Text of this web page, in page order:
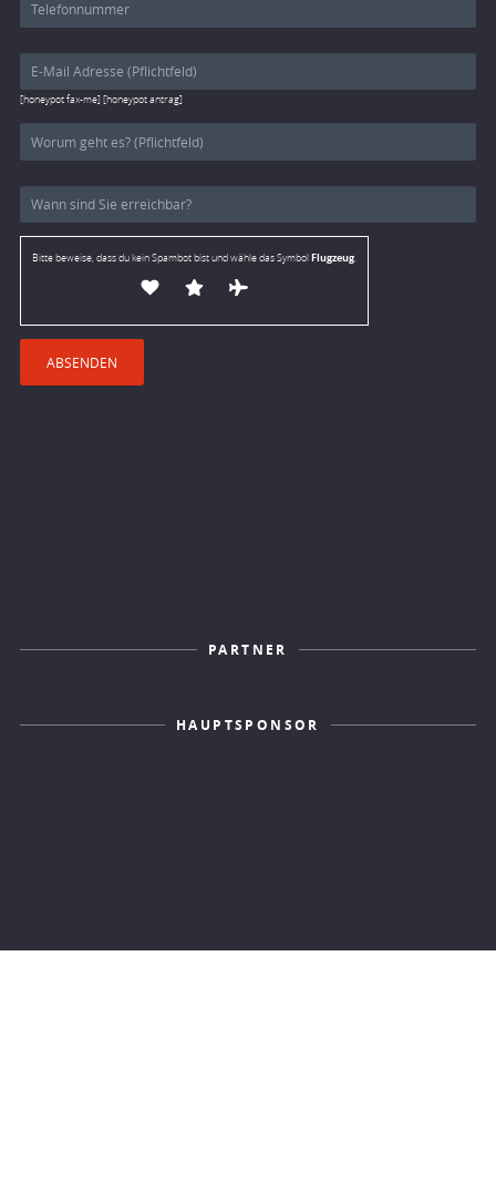
[honeypot fax-me] [honeypot antrag]
Bitte beweise, dass du kein Spambot bist und wähle das SymbolFlugzeug.
PARTNER
HAUPTSPONSOR